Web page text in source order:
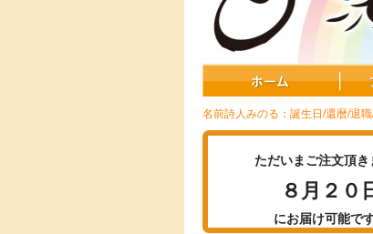
名前詩人みのる：誕生日/還暦/退
ただいまご注文頂き
８月２０
にお届け可能です